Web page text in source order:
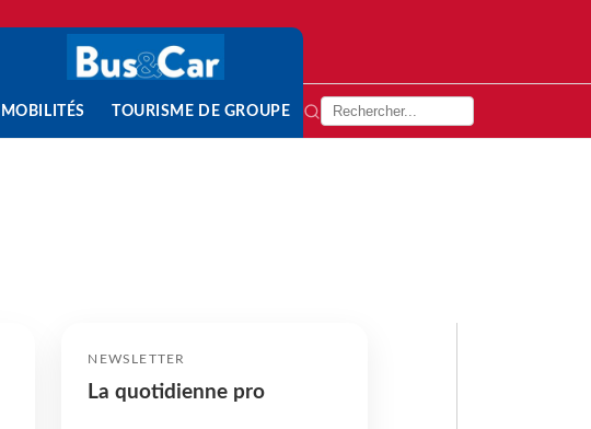
MOBILITÉS TOURISME DE GROUPE
NEWSLETTER
La quotidienne pro